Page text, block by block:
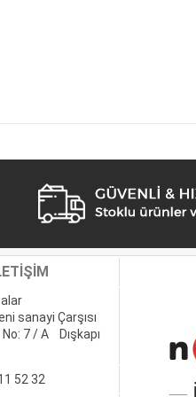
sanayi Çarşısı
7 / A Dışkapı
52 32